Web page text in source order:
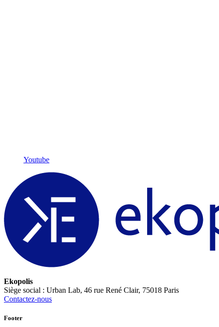
Youtube
Ekopolis
Siège social : Urban Lab, 46 rue René Clair, 75018 Paris
Contactez-nous
Footer